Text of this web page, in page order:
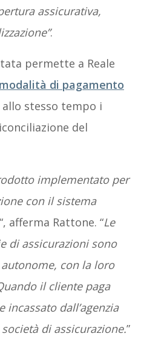
assicurativa,
.
permette a Reale
modalità di pagamento
stesso tempo i
del
implementato per
con il sistema
afferma Rattone. “Le
di assicurazioni sono
con la loro
il cliente paga
incassato dall’agenzia
di assicurazione.”